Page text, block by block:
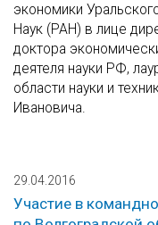
экономики
Наук (РАН) в лице
доктора
деятеля науки РФ,
области науки и
Ивановича.
29.04.2016
Участие в